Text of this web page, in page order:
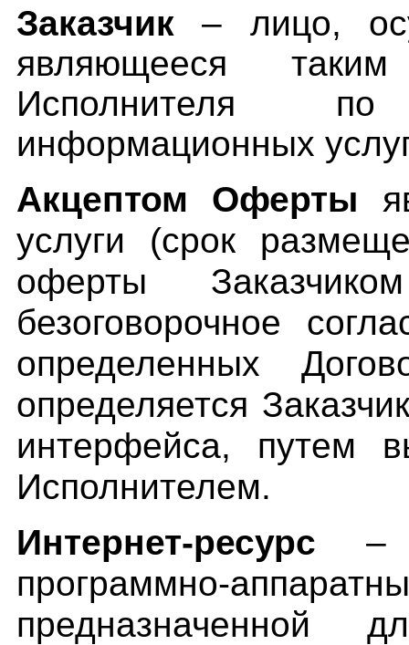
Заказчик – лицо,
являющееся
Исполнителя по
информационных
Акцептом Оферты
услуги (срок
оферты
безоговорочное
определенных
определяется
интерфейса, путем
Исполнителем.
Интернет-ресурс –
программно-аппар
предназначенной